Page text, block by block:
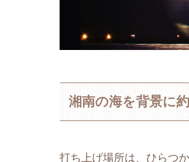
湘南の海を背景に
打ち上げ場所は、ひらつ